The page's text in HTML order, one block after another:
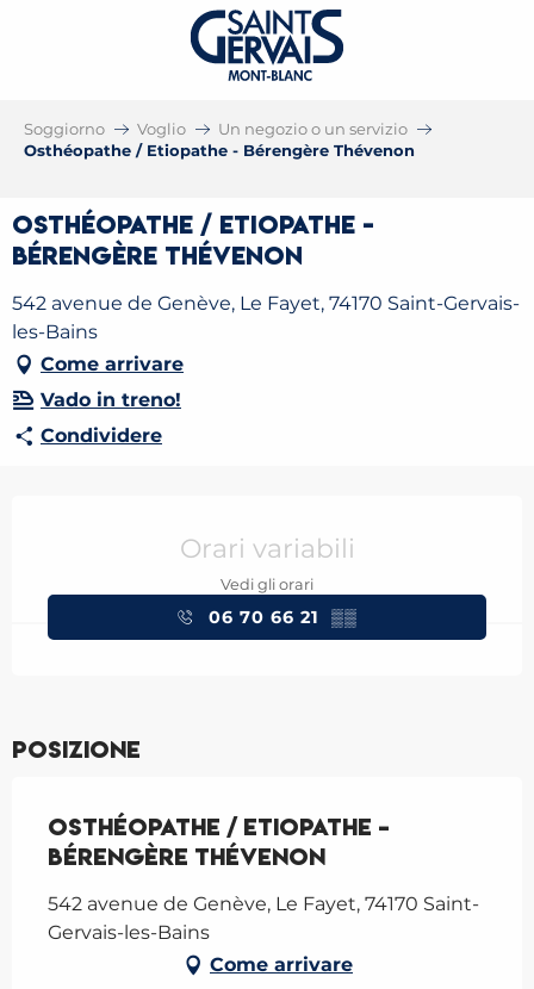
Soggiorno Voglio
Un negozio o un servizio
Osthéopathe / Etiopathe - Bérengère Thévenon
Osthéopathe / Etiopathe -
Bérengère Thévenon
542 avenue de Genève, Le Fayet, 74170 Saint-Gervais-
les-Bains
Come arrivare
Vado in treno!
Condividere
Orari variabili
Vedi gli orari
06 70 66 21 ▒▒
Posizione
Osthéopathe / Etiopathe -
Bérengère Thévenon
542 avenue de Genève, Le Fayet, 74170 Saint-
Gervais-les-Bains
Come arrivare